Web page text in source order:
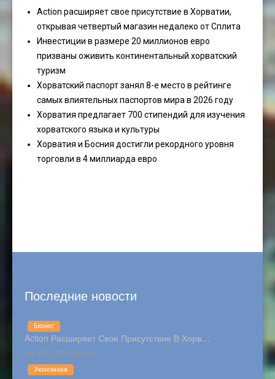
Action расширяет свое присутствие в Хорватии,
открывая четвертый магазин недалеко от Сплита
Инвестиции в размере 20 миллионов евро
призваны оживить континентальный хорватский
туризм
Хорватский паспорт занял 8-е место в рейтинге
самых влиятельных паспортов мира в 2026 году
Хорватия предлагает 700 стипендий для изучения
хорватского языка и культуры
Хорватия и Босния достигли рекордного уровня
торговли в 4 миллиарда евро
Последние новости
Action Расширяет Свое Присутствие В Хорв…
авг 03, 2026 Hits:84
Бизнес
Экономика